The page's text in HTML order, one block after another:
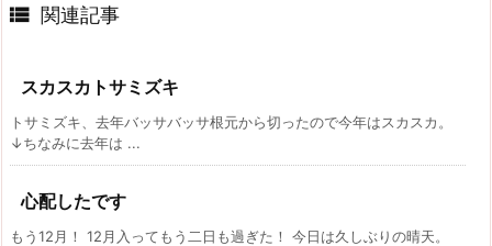
 関連記事
スカスカトサミズキ
トサミズキ、去年バッサバッサ根元から切ったので今年はスカスカ。
↓ちなみに去年は ...
心配したです
もう12月！ 12月入ってもう二日も過ぎた！ 今日は久しぶりの晴天。